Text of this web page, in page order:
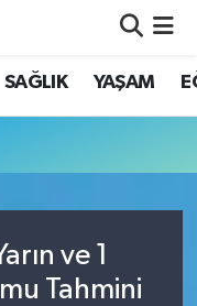
SAĞLIK YAŞAM
ve 1
Tahmini